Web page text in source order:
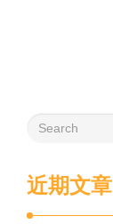
近期文章